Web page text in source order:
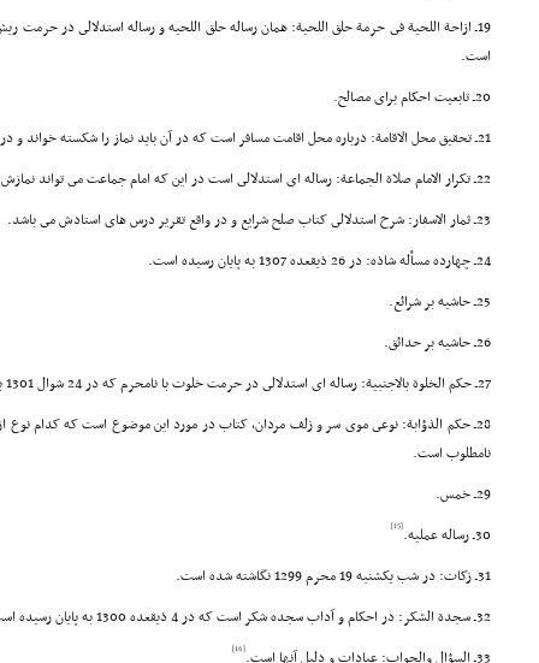
است.
20ـ تابعیت احکام براى مصالح.
21ـ تحقیق محل الاقامة: درباره محل اقامت مسافر است که در آن باید نماز را شکسته خواند و در سال 1308 در کرمانشاه نوشته شده است.
22ـ تکرار الامام صلاة الجماعة: رساله اى استدلالى است در این که امام جماعت مى تواند نمازش را تکرار کند.
23ـ ثمار الاسفار: شرح استدلالى کتاب صلح شرایع و در واقع تقریر درس هاى استادش مى باشد.
24ـ چهارده مسأله شاذه: در 26 ذیقعده 1307 به پایان رسیده است.
25ـ حاشیه بر شرائع.
26ـ حاشیه بر حدائق.
27ـ حکم الخلوة بالاجنبیة: رساله اى استدلالى در حرمت خلوت با نامحرم که در 24 شوال 1301 به پایان رسیده است.
28ـ حکم الذؤابة: نوعى موى سر و زلف مردان، کتاب در مورد این موضوع است که کدام
نامطلوب است.
29ـ خمس.
30ـ رساله عملیه.
[15]
31ـ زکات: در شب یکشنبه 19 محرم 1299 نگاشته شده است.
32ـ سجدة الشکر: در احکام و آداب سجده شکر است که در 4 ذیقعده 1300 به پایان رسیده است.
33ـ السؤال والجواب: عبادات و دلیل آنها است.
[16]